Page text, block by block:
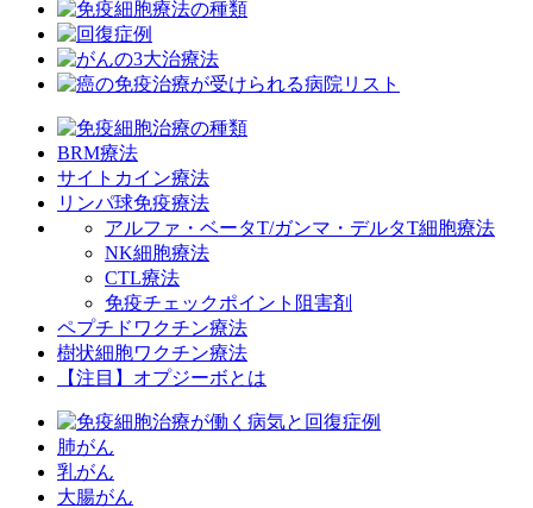
BRM療法
サイトカイン療法
リンパ球免疫療法
アルファ・ベータT/ガンマ・デルタT細胞療法
NK細胞療法
CTL療法
免疫チェックポイント阻害剤
ペプチドワクチン療法
樹状細胞ワクチン療法
【注目】オプジーボとは
肺がん
乳がん
大腸がん